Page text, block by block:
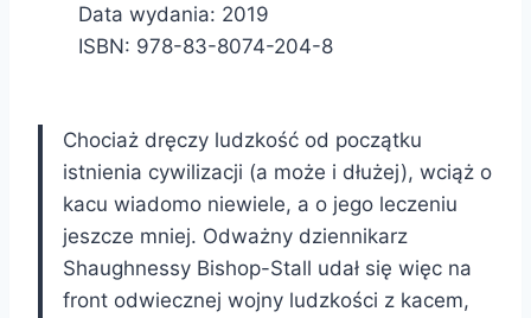
Data wydania: 2019
ISBN: 978-83-8074-204-8
Chociaż dręczy ludzkość od początku
istnienia cywilizacji (a może i dłużej), wciąż o
kacu wiadomo niewiele, a o jego leczeniu
jeszcze mniej. Odważny dziennikarz
Shaughnessy Bishop-Stall udał się więc na
front odwiecznej wojny ludzkości z kacem,